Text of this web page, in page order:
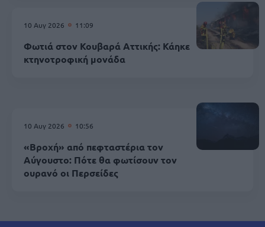
10 Αυγ 2026 11:09
Φωτιά στον Κουβαρά Αττικής: Κάηκε
κτηνοτροφική μονάδα
10 Αυγ 2026 10:56
«Βροχή» από πεφταστέρια τον
Αύγουστο: Πότε θα φωτίσουν τον
ουρανό οι Περσείδες